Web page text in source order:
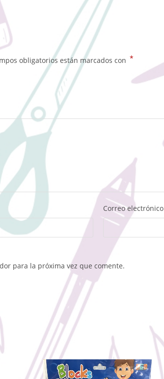
obligatorios están marcados con *
Correo electrónico
para la próxima vez que comente.